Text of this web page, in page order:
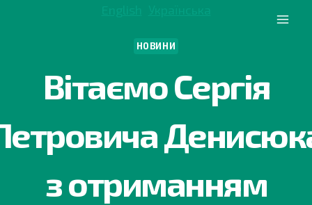
НОВИНИ
Вітаємо Сергія
з отриманням